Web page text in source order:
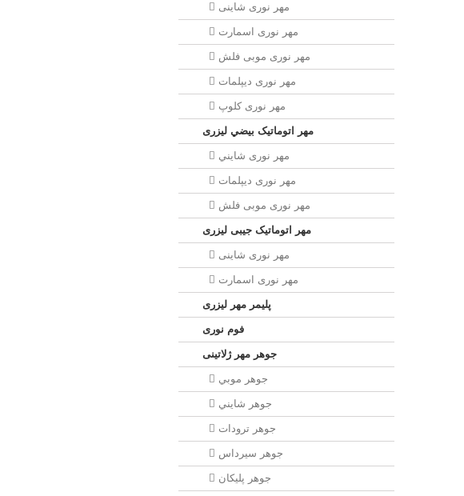
مهر نوری شاینی
مهر نوری اسمارت
مهر نوری موبی فلش
مهر نوری دیپلمات
مهر نوری کلوپ
مهر اتوماتیک بيضي لیزری
مهر نوری شايني
مهر نوری دیپلمات
مهر نوری موبی فلش
مهر اتوماتیک جیبی لیزری
مهر نوری شاینی
مهر نوری اسمارت
پلیمر مهر لیزری
فوم نوری
جوهر مهر ژلاتینی
جوهر موبي
جوهر شايني
جوهر ترودات
جوهر سيرداس
جوهر پلیکان